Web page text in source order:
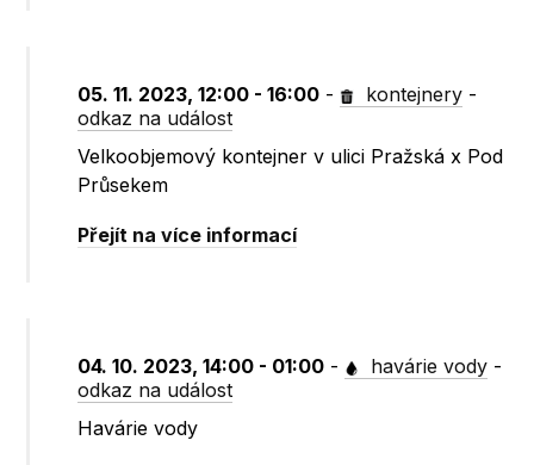
05. 11. 2023, 12:00 - 16:00 - kontejnery -
odkaz na událost
Velkoobjemový kontejner v ulici Pražská x Pod
Průsekem
Přejít na více informací
04. 10. 2023, 14:00 - 01:00 - havárie vody -
odkaz na událost
Havárie vody